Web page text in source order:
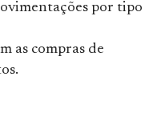
por tipo
as compras de